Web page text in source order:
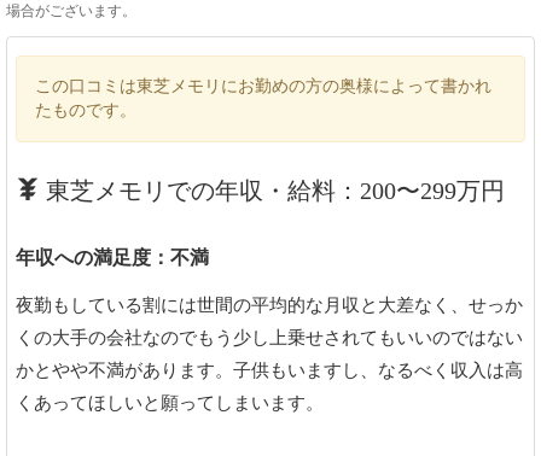
場合がございます。
この口コミは東芝メモリにお勤めの方の奥様によって書かれ
たものです。
東芝メモリでの年収・給料：200〜299万円
年収への満足度：不満
夜勤もしている割には世間の平均的な月収と大差なく、せっか
くの大手の会社なのでもう少し上乗せされてもいいのではない
かとやや不満があります。子供もいますし、なるべく収入は高
くあってほしいと願ってしまいます。